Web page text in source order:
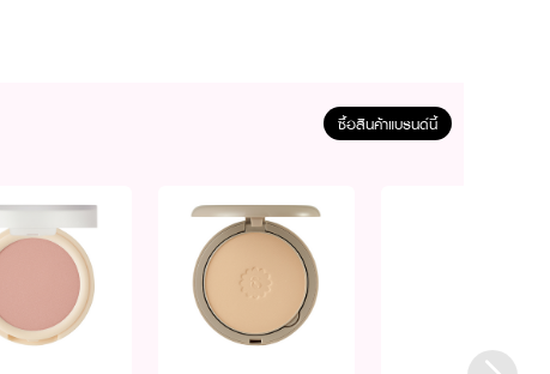
ซื้อสินค้าแบรนด์นี้